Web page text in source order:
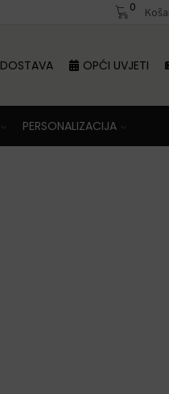
Besplatna dostava iznad 70
0
DOSTAVA OPĆI UVJETI
PERSONALIZACIJA